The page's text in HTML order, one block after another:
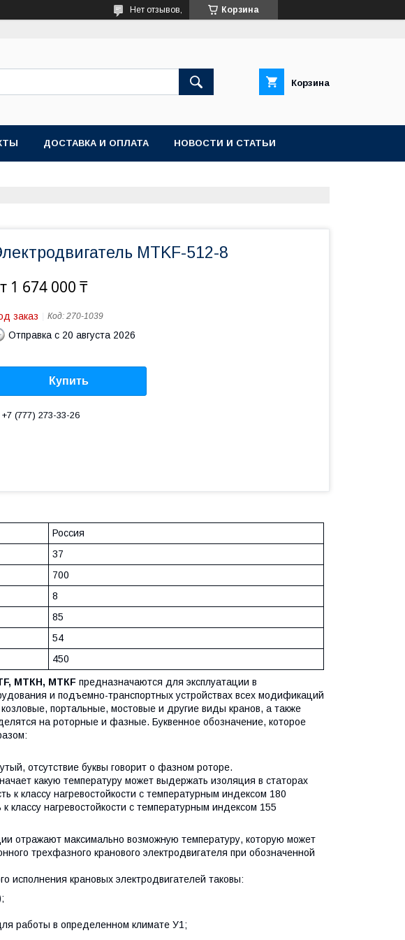
Корзина
Нет отзывов,
Корзина
ДОСТАВКА И ОПЛАТА НОВОСТИ И СТАТЬИ
MTKF-512-8
1 674 000 ₸
заказ Код: 270-1039
Отправка с 20 августа 2026
Купить
+7 (777) 273-33-26
Россия
37
700
8
85
54
450
МТКН, МТКF предназначаются для эксплуатации в
и подъемно-транспортных устройствах всех модификаций
портальные, мостовые и другие виды кранов, а также
на роторные и фазные. Буквенное обозначение, которое
отсутствие буквы говорит о фазном роторе.
какую температуру может выдержать изоляция в статорах
к классу нагревостойкости с температурным индексом 180
классу нагревостойкости с температурным индексом 155
отражают максимально возможную температуру, которую может
трехфазного кранового электродвигателя при обозначенной
крановых электродвигателей таковы:
работы в определенном климате У1;